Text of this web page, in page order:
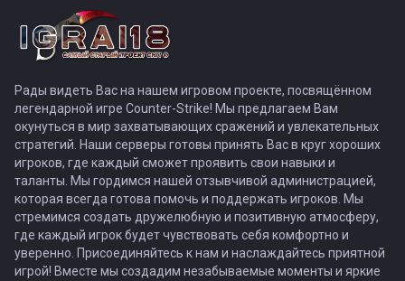
Рады видеть Вас на нашем игровом проекте, посвящённом
легендарной игре Counter-Strike! Мы предлагаем Вам
окунуться в мир захватывающих сражений и увлекательных
стратегий. Наши серверы готовы принять Вас в круг хороших
игроков, где каждый сможет проявить свои навыки и
таланты. Мы гордимся нашей отзывчивой администрацией,
которая всегда готова помочь и поддержать игроков. Мы
стремимся создать дружелюбную и позитивную атмосферу,
где каждый игрок будет чувствовать себя комфортно и
уверенно. Присоединяйтесь к нам и наслаждайтесь приятной
игрой! Вместе мы создадим незабываемые моменты и яркие